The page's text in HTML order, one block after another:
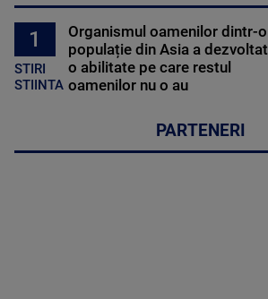
1
STIRI
STIINTA
Organismul oamenilor dintr-o
populație din Asia a dezvoltat
o abilitate pe care restul
oamenilor nu o au
PARTENERI